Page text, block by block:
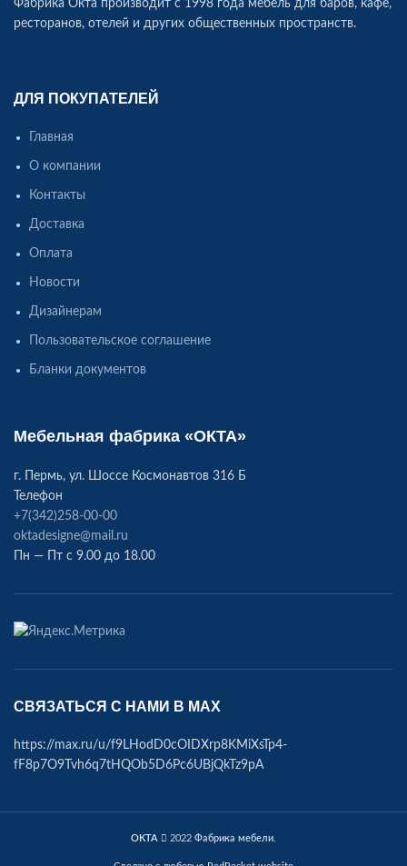
Фабрика Окта производит c 1998 года мебель для баров, кафе,
ресторанов, отелей и других общественных пространств.
ДЛЯ ПОКУПАТЕЛЕЙ
Главная
О компании
Контакты
Доставка
Оплата
Новости
Дизайнерам
Пользовательское соглашение
Бланки документов
Мебельная фабрика «ОКТА»
г. Пермь, ул. Шоссе Космонавтов 316 Б
Телефон
+7(342)258-00-00
oktadesigne@mail.ru
Пн — Пт с 9.00 до 18.00
СВЯЗАТЬСЯ С НАМИ В МАХ
https://max.ru/u/f9LHodD0cOIDXrp8KMiXsTp4-
fF8p7O9Tvh6q7tHQOb5D6Pc6UBjQkTz9pA
OKTA 2022 Фабрика мебели.